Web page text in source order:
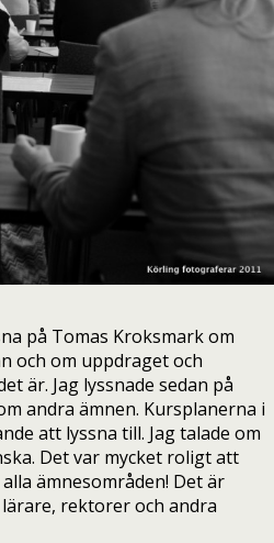
på Tomas Kroksmark om
och om uppdraget och
är. Jag lyssnade sedan på
andra ämnen. Kursplanerna i
att lyssna till. Jag talade om
Det var mycket roligt att
ämnesområden! Det är
rektorer och andra